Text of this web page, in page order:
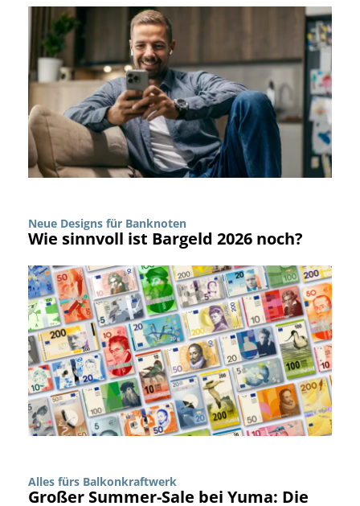
Neue Designs für Banknoten
Wie sinnvoll ist Bargeld 2026 noch?
Alles fürs Balkonkraftwerk
Großer Summer-Sale bei Yuma: Die